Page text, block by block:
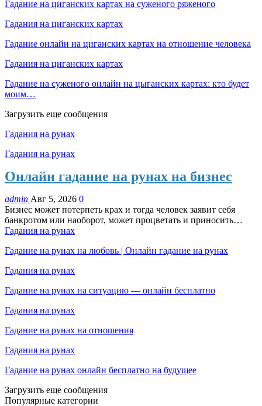
Гадание на циганских картах на суженого ряженого
Гадания на циганских картах
Гадание онлайн на циганских картах на отношение человека
Гадания на циганских картах
Гадание на суженого онлайн на цыганских картах: кто будет
моим…
Загрузить еще сообщения
Гадания на рунах
Гадания на рунах
Онлайн гадание на рунах на бизнес
admin Авг 5, 2026 0
Бизнес может потерпеть крах и тогда человек заявит себя
банкротом или наоборот, может процветать и приносить…
Гадания на рунах
Гадание на рунах на любовь | Онлайн гадание на рунах
Гадания на рунах
Гадание на рунах на ситуацию — онлайн бесплатно
Гадания на рунах
Гадание на рунах на отношения
Гадания на рунах
Гадание на рунах онлайн бесплатно на будущее
Загрузить еще сообщения
Популярные категории